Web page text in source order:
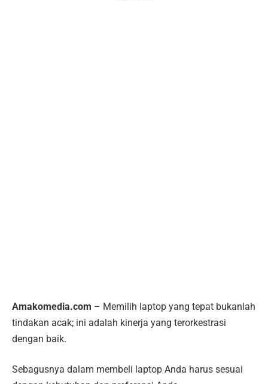
Amakomedia.com – Memilih laptop yang tepat bukanlah
tindakan acak; ini adalah kinerja yang terorkestrasi
dengan baik.
Sebagusnya dalam membeli laptop Anda harus sesuai